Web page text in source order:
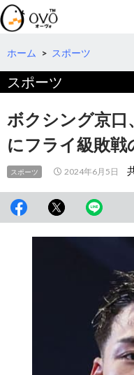
検
索
コ
テ
へ
動
ホーム > スポーツ
スポーツ
ボクシング京口
にフライ級敗戦
スポーツ 2024年6月5日